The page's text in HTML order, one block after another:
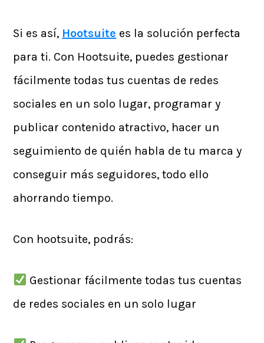
Si es así, Hootsuite es la solución perfecta
para ti. Con Hootsuite, puedes gestionar
fácilmente todas tus cuentas de redes
sociales en un solo lugar, programar y
publicar contenido atractivo, hacer un
seguimiento de quién habla de tu marca y
conseguir más seguidores, todo ello
ahorrando tiempo.
Con hootsuite, podrás:
Gestionar fácilmente todas tus cuentas
de redes sociales en un solo lugar